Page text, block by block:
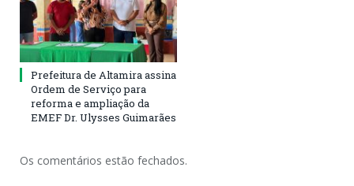
Prefeitura de Altamira assina
Ordem de Serviço para
reforma e ampliação da
EMEF Dr. Ulysses Guimarães
Os comentários estão fechados.